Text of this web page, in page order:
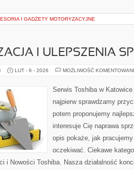
I GADŻETY MOTORYZACYJNE
I ULEPSZENIA
LUT - 6 - 2026 MOŻLIWOŚĆ
Serwis Toshiba w
najpierw sprawdzamy
potem proponujemy
interesuje Cię naprawa
opis pokaże, jak
oczekiwać. Ciekawe
i Nowości Toshiba. Nasza działalność